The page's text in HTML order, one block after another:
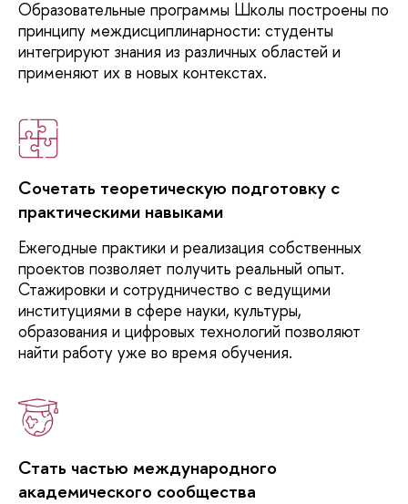
лингвистика:
обучение
иностранному языку
и перевод в
цифровой среде
Русская литература
в кросс-культурной
и интермедиальной
Языковые
технологии в
бизнесе и
образовании
10 / 20 / 2
Образовательные программы Школы построены по
принципу междисциплинарности: студенты
интегрируют знания из различных областей и
применяют их в новых контекстах.
Сочетать теоретическую подготовку с
практическими навыками
Ежегодные практики и реализация собственных
проектов позволяет получить реальный опыт.
Стажировки и сотрудничество с ведущими
институциями в сфере науки, культуры,
образования и цифровых технологий позволяют
найти работу уже во время обучения.
Стать частью международного
академического сообщества